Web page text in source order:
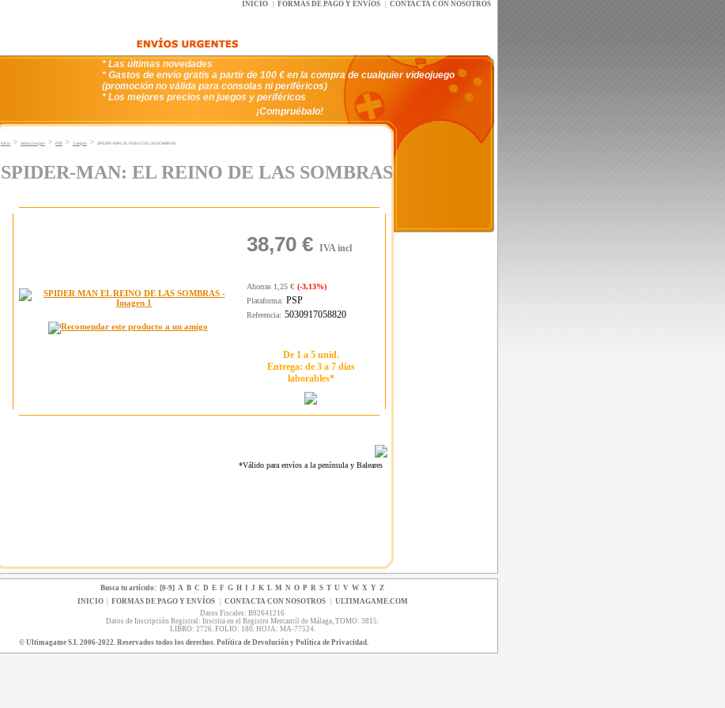
INICIO FORMAS DE PAGO Y ENVíOS CONTACTA CON NOSOTROS
* Las últimas novedades
* Gastos de envío gratis a partir de 100 € en la compra de cualquier videojuego
(promoción no válida para consolas ni periféricos)
* Los mejores precios en juegos y periféricos
¡Compruébalo!
Inicio > VideoJuegos > PSP > Juegos > SPIDER-MAN: EL REINO DE LAS SOMBRAS
SPIDER-MAN: EL REINO DE LAS SOMBRAS
38,70 € IVA incl
Ahorras 1,25 € (-3,13%)
Plataforma: PSP
Referencia: 5030917058820
De 1 a 5 unid.
Entrega: de 3 a 7 días
laborables*
*Válido para envíos a la península y Baleares
Busca tu artículo: [0-9] A B C D E F G H I J K L M N O P R S T U V W X Y Z
INICIO| FORMAS DE PAGO Y ENVÍOS| CONTACTA CON NOSOTROS| ULTIMAGAME.COM
Datos Fiscales: B92641216
Datos de Inscripción Registral: Inscrita en el Registro Mercantíl de Málaga, TOMO: 3815.
LIBRO: 2726. FOLIO: 180. HOJA: MA-77524.
© Ultimagame S.L 2006-2022. Reservados todos los derechos. Política de Devolución y Política de Privacidad.